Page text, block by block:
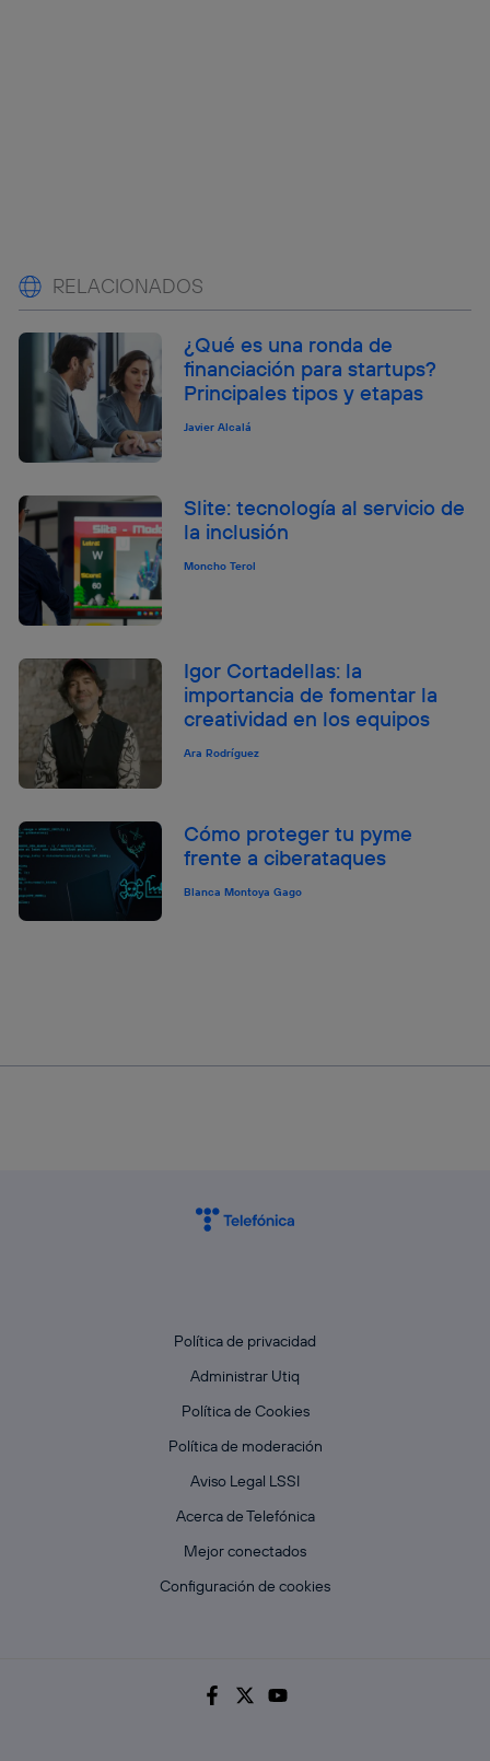
RELACIONADOS
¿Qué es una ronda de
financiación para startups?
Principales tipos y etapas
Javier Alcalá
Slite: tecnología al servicio de
la inclusión
Moncho Terol
Igor Cortadellas: la
importancia de fomentar la
creatividad en los equipos
Ara Rodríguez
Cómo proteger tu pyme
frente a ciberataques
Blanca Montoya Gago
Política de privacidad
Administrar Utiq
Política de Cookies
Política de moderación
Aviso Legal LSSI
Acerca de Telefónica
Mejor conectados
Configuración de cookies